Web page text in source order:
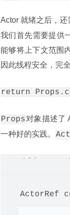
Actor 就绪之后，
我们首先需要提供
能够将上下文范围
因此线程安全，完
return
Props对象描述了
一种好的实践。
ActorRef